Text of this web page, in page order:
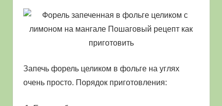
Запечь форель целиком в фольге на углях
очень просто. Порядок приготовления: